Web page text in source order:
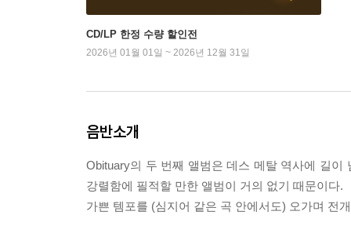
CD/LP 한정 수량 할인전
2026년 01월 01일 ~ 2026년 12월 31일
음반소개
Obituary의 두 번째 앨범은 데스 메탈 역사에 길
강렬함에 필적할 만한 앨범이 거의 없기 때문이다
가쁜 템포를 (심지어 같은 곡 안에서도) 오가며 전